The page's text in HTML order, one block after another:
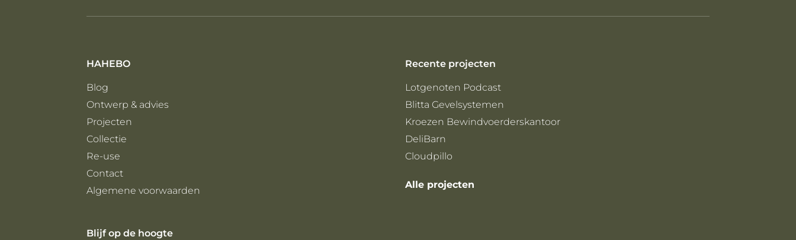
HAHEBO
Blog
Ontwerp & advies
Projecten
Collectie
Re-use
Contact
Algemene voorwaarden
Recente projecten
Lotgenoten Podcast
Blitta Gevelsystemen
Kroezen Bewindvoerderskantoor
DeliBarn
Cloudpillo
Alle projecten
Blijf op de hoogte